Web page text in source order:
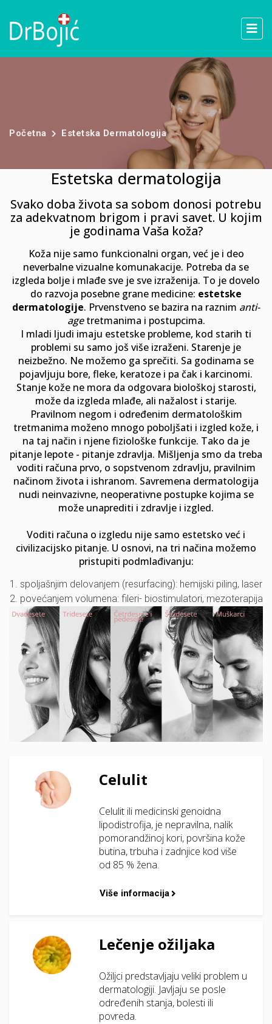
Početna Estetska Dermatologija
Estetska dermatologija
Svako doba života sa sobom donosi potrebu
za adekvatnom brigom i pravi savet. U kojim
je godinama Vaša koža?
Koža nije samo funkcionalni organ, već je i deo
neverbalne vizualne komunakacije. Potreba da se
izgleda bolje i mlađe sve je sve izraženija. To je dovelo
do razvoja posebne grane medicine: estetske
dermatologije. Prvenstveno se bazira na raznim anti-
agetretmanima i postupcima.
I mladi ljudi imaju estetske probleme, kod starih ti
problemi su samo još više izraženi. Starenje je
neizbežno. Ne možemo ga sprečiti. Sa godinama se
pojavljuju bore, fleke, keratoze i pa čak i karcinomi.
Stanje kože ne mora da odgovara biološkoj starosti,
može da izgleda mlađe, ali nažalost i starije.
Pravilnom negom i određenim dermatološkim
tretmanima moženo mnogo poboljšati i izgled kože, i
na taj način i njene fiziološke funkcije. Tako da je
pitanje lepote - pitanje zdravlja. Mišljenja smo da treba
voditi računa prvo, o sopstvenom zdravlju, pravilnim
načinom života i ishranom. Savremena dermatologija
nudi neinvazivne, neoperativne postupke kojima se
može unaprediti i zdravlje i izgled.
Voditi računa o izgledu nije samo estetsko već i
civilizacijsko pitanje. U osnovi, na tri načina možemo
pristupiti podmlađivanju:
1. spoljašnjim delovanjem (resurfacing): hemijski piling, laser
2. povećanjem volumena: fileri- biostimulatori, mezoterapija
Celulit
Celulit ili medicinski genoidna
lipodistrofija, je nepravilna, nalik
pomorandžinoj kori, površina kože
butina, trbuha i zadnjice kod više
od 85 % žena.
Više informacija
Lečenje ožiljaka
Ožiljci predstavljaju veliki problem u
dermatologiji. Javljaju se posle
određenih stanja, bolesti ili
povreda.